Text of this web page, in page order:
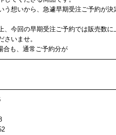
う想いから、急遽早期受注ご予約が決
、今回の早期受注ご予約では販売数に
いませ。
合も、通常ご予約分が